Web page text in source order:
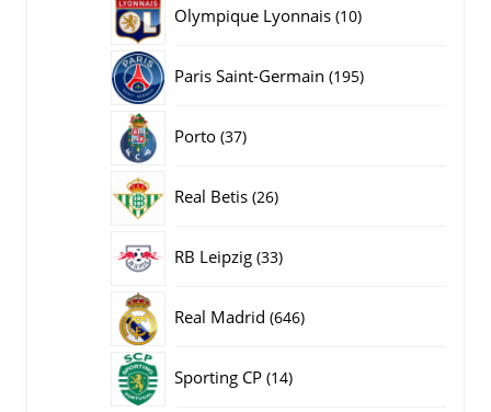
Olympique Lyonnais 1010
Paris Saint-Germain 195195
Porto 3737
Real Betis 2626
RB Leipzig 3333
Real Madrid 646646
Sporting CP 1414